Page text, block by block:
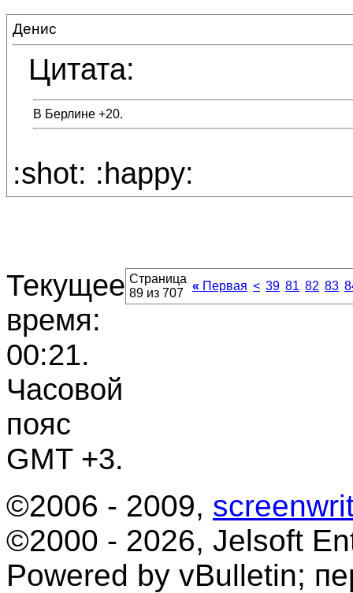
Денис
Цитата:
В Берлине +20.
:shot: :happy:
Текущее
время:
00:21.
Часовой
пояс
GMT +3.
Страница
89 из 707
« Первая < 39 81 82 83
©2006 - 2009,
©2000 - 2026, Jelsoft
Powered by vBulletin;